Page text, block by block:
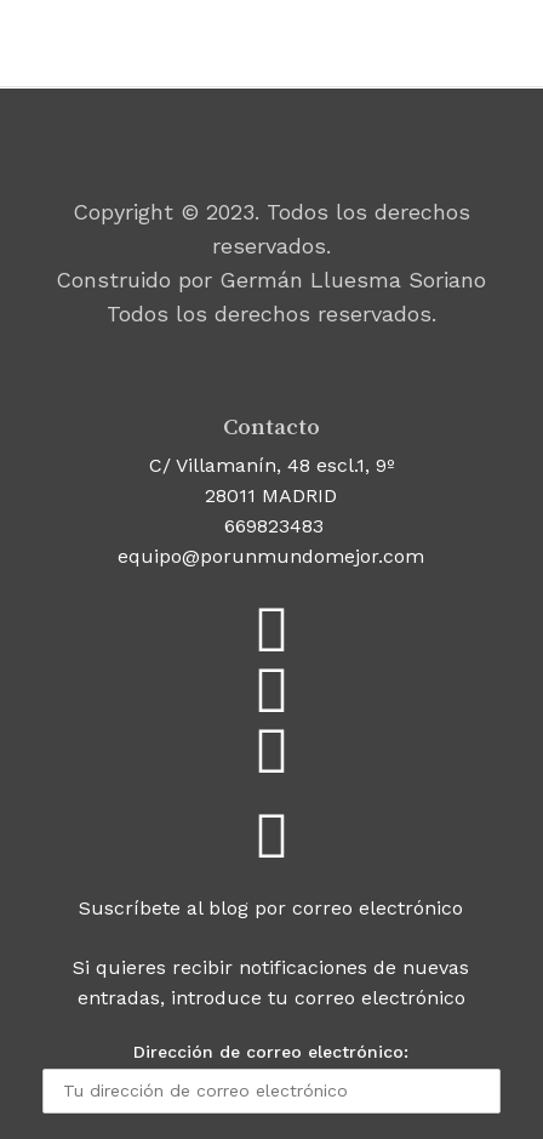
Copyright © 2023. Todos los derechos
reservados.
Construido por Germán Lluesma Soriano
Todos los derechos reservados.
Contacto
C/ Villamanín, 48 escl.1, 9º
28011 MADRID
669823483
equipo@porunmundomejor.com
Suscríbete al blog por correo electrónico
Si quieres recibir notificaciones de nuevas
entradas, introduce tu correo electrónico
Dirección de correo electrónico: